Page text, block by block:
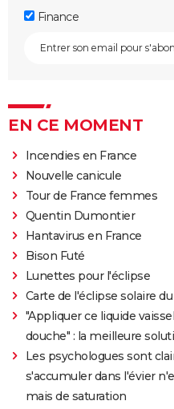
Finance
EN CE MOMENT
Incendies en France
Nouvelle canicule
Tour de France femmes
Quentin Dumontier
Hantavirus en France
Bison Futé
Lunettes pour l'éclipse
Carte de l'éclipse solaire du
"Appliquer ce liquide
douche" : la meilleure
Les psychologues sont
s'accumuler dans l'évier
mais de saturation